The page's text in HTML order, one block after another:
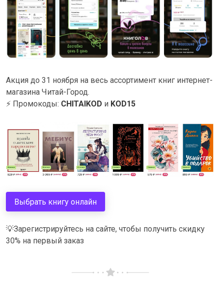
Акция до 31 ноября на весь ассортимент книг интернет-
магазина Читай-Город.
⚡ Промокоды: CHITAIKOD и KOD15
Выбрать книгу онлайн
💡Зарегистрируйтесь на сайте, чтобы получить скидку
30% на первый заказ